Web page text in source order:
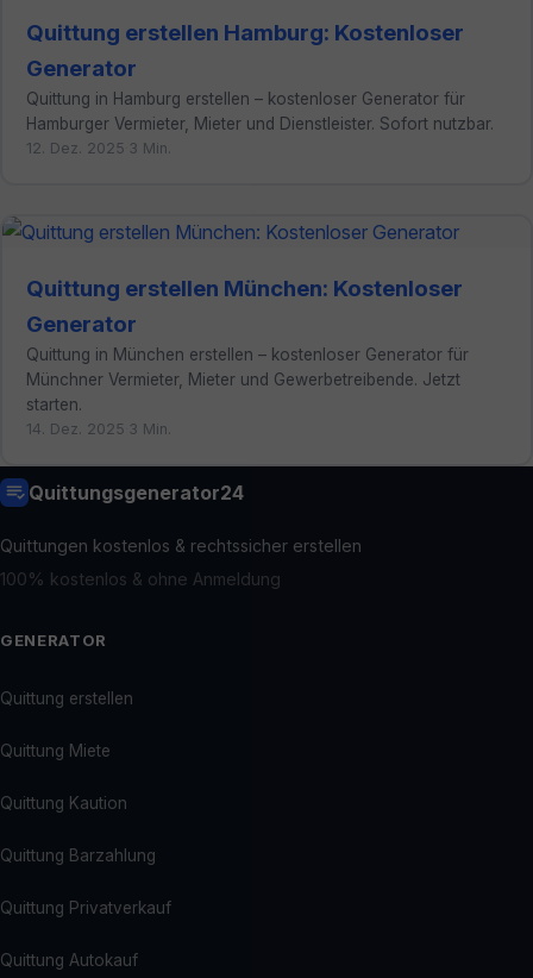
Quittung erstellen Hamburg: Kostenloser
Generator
Quittung in Hamburg erstellen – kostenloser Generator für
Hamburger Vermieter, Mieter und Dienstleister. Sofort nutzbar.
12. Dez. 2025 3 Min.
Quittung erstellen München: Kostenloser
Generator
Quittung in München erstellen – kostenloser Generator für
Münchner Vermieter, Mieter und Gewerbetreibende. Jetzt
starten.
14. Dez. 2025 3 Min.
Quittungsgenerator24
Quittungen kostenlos & rechtssicher erstellen
100% kostenlos & ohne Anmeldung
GENERATOR
Quittung erstellen
Quittung Miete
Quittung Kaution
Quittung Barzahlung
Quittung Privatverkauf
Quittung Autokauf